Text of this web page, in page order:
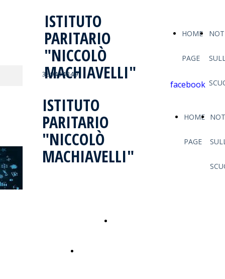
ISTITUTO
PARITARIO
"NICCOLÒ
MACHIAVELLI"
HOME
PAGE
3894343491
facebook
HOME
PAGE
ISTITUTO
PARITARIO
"NICCOLÒ
MACHIAVELLI"